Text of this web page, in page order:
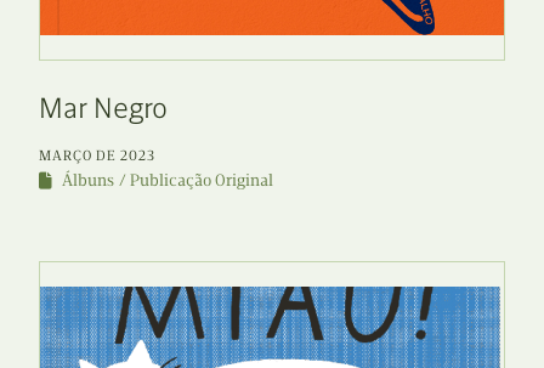
Mar Negro
MARÇO DE 2023
Álbuns Publicação Original